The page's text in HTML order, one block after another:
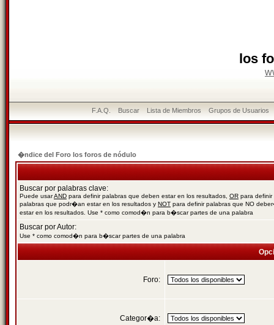
los
F.A.Q. Buscar Lista de Miembros Grupos de Usuarios
�ndice del Foro los foros de nódulo
Buscar por palabras clave:
Puede usarAND para definir palabras que deben estar en los resultados, OR para definir
palabras que podr�an estar en los resultados y NOT para definir palabras que NO
estar en los resultados. Use * como comod�n para b�scar partes de una palabra
Buscar por Autor:
Use * como comod�n para b�scar partes de una palabra
Foro:
Categor�a: